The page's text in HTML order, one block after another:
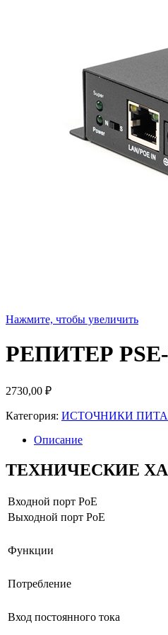
Нажмите, чтобы увеличить
РЕПИТЕР PSE-
2730,00 ₽
Категория: ИСТОЧНИКИ
Описание
ТЕХНИЧЕСКИЕ
Входной порт PoE
Выходной порт PoE
Функции
Потребление
Вход постоянного тока